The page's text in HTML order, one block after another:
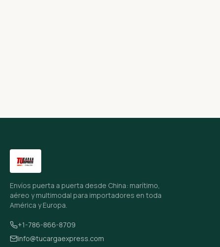
Envíos puerta a puerta desde China: marítimo,
aéreo y multimodal para importadores en toda
América y Europa.
+1-786-866-8709
info@tucargaexpress.com